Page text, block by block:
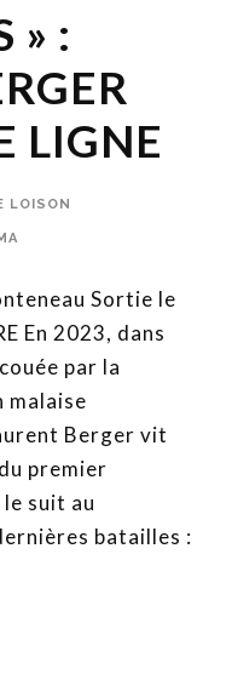
» :
LIGNE
LOISON
Sortie le
En 2023, dans
par la
malaise
Berger vit
premier
suit au
batailles :